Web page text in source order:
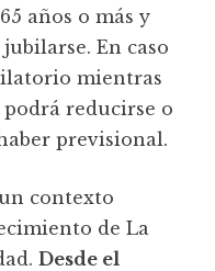
años o más y
En caso
mientras
reducirse o
previsional.
contexto
de La
Desde el